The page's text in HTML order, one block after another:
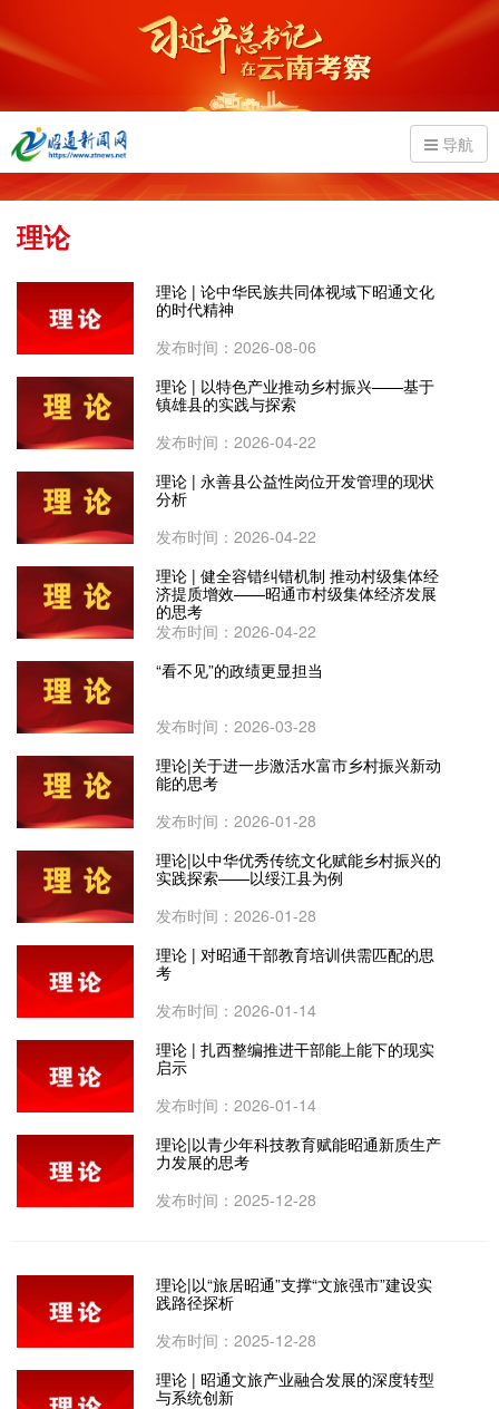
导航
理论
理论 | 论中华民族共同体视域下昭通文化
的时代精神
发布时间：2026-08-06
理论 | 以特色产业推动乡村振兴——基于
镇雄县的实践与探索
发布时间：2026-04-22
理论 | 永善县公益性岗位开发管理的现状
分析
发布时间：2026-04-22
理论 | 健全容错纠错机制 推动村级集体经
济提质增效——昭通市村级集体经济发展
的思考
发布时间：2026-04-22
“看不见”的政绩更显担当
发布时间：2026-03-28
理论|关于进一步激活水富市乡村振兴新动
能的思考
发布时间：2026-01-28
理论|以中华优秀传统文化赋能乡村振兴的
实践探索——以绥江县为例
发布时间：2026-01-28
理论 | 对昭通干部教育培训供需匹配的思
考
发布时间：2026-01-14
理论 | 扎西整编推进干部能上能下的现实
启示
发布时间：2026-01-14
理论|以青少年科技教育赋能昭通新质生产
力发展的思考
发布时间：2025-12-28
理论|以“旅居昭通”支撑“文旅强市”建设实
践路径探析
发布时间：2025-12-28
理论 | 昭通文旅产业融合发展的深度转型
与系统创新